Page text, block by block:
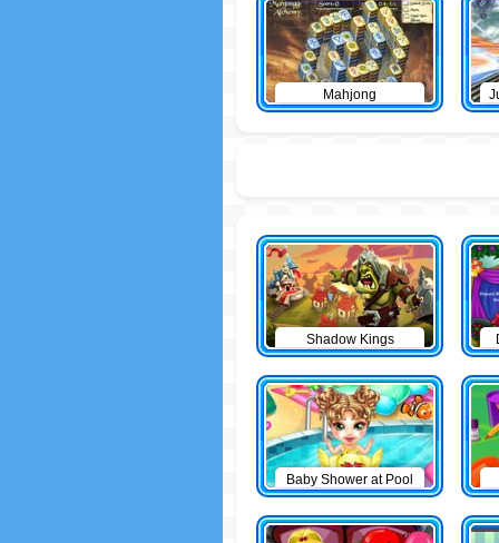
Mahjong
Shadow Kings
Baby Shower at Pool